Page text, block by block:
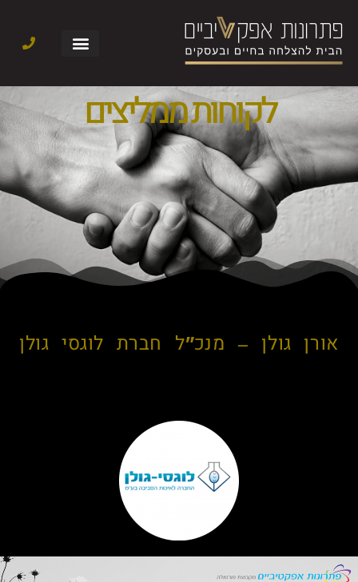
לקוחות ממליצים
אורן גולן – מנכ"ל חברת לוגסי גולן